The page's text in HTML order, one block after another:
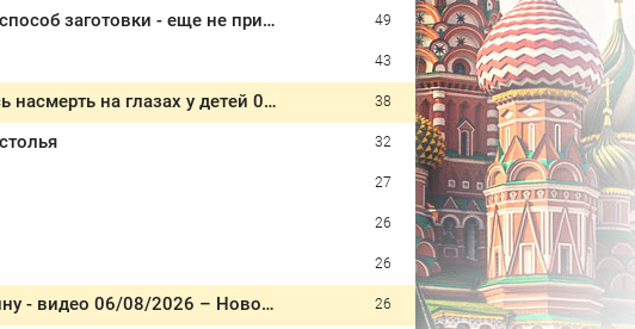
49
Кабачки больше не тушу и не закатываю в икру: нашла новый способ заготовки - еще не приелось и вкусно так, что пальчики оближешь
43
38
Пыталась спасти малыша и погибла с ним: женщина разбилась насмерть на глазах у детей 06/08/2026 – Новости
32
27
26
26
26
Накрытое тело на дороге: в Татарстане фура раздавила женщину - видео 06/08/2026 – Новости